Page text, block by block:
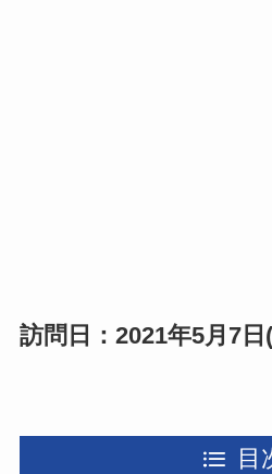
訪問日：2021年5月7日
目